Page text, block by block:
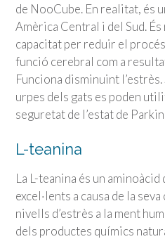
de NooCube. En realitat, és
Amèrica Central i del Sud.
capacitat per reduir el
funció cerebral com a
Funciona disminuint
urpes dels gats es poden
seguretat de l’estat de
L-teanina
La L-teanina és un
excel·lents a causa de la
nivells d’estrès a la ment
dels productes químics